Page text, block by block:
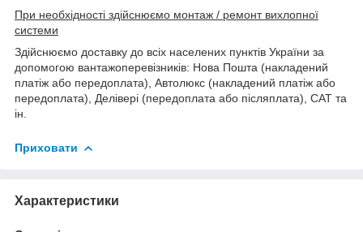
При необхідності здійснюємо монтаж / ремонт вихлопної
системи
Здійснюємо доставку до всіх населених пунктів України за
допомогою вантажоперевізників: Нова Пошта (накладений
платіж або передоплата), Автолюкс (накладений платіж або
передоплата), Делівері (передоплата або післяплата), САТ та
ін.
Приховати
Характеристики